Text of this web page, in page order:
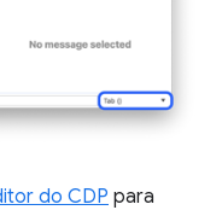
do CDP para